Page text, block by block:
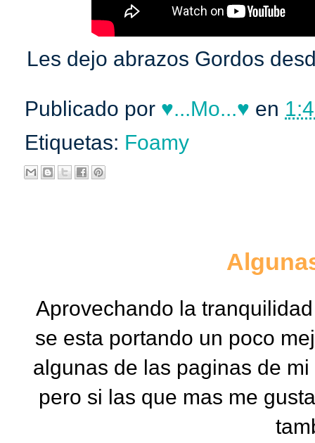
Les dejo abrazos Gordos
Publicado por ♥...Mo...♥ en
Etiquetas: Foamy
Aprovechando la
se esta portando un poco
algunas de las paginas de
pero si las que mas me